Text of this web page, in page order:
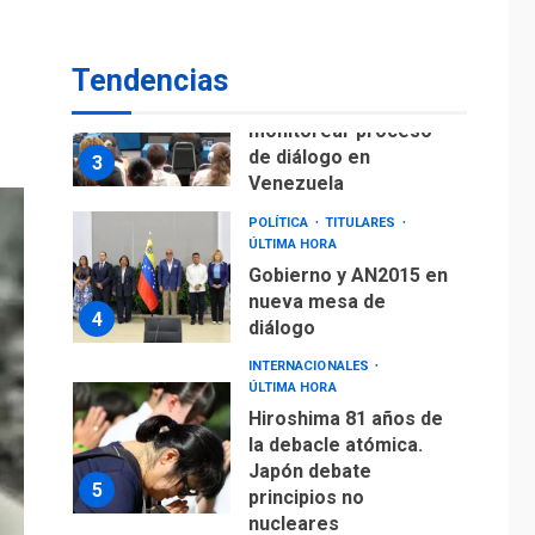
Tendencias
5
INTERNACIONALES
ÚLTIMA HORA
la debacle atómica.
Japón debate
principios no
nucleares
6
INTERNACIONALES
TITULARES
ÚLTIMA HORA
Trump vuelve intenta
nuevamente limitar
ciudadanía por
nacimiento
GUERRA EN EL MUNDO
TITULARES
ÚLTIMA HORA